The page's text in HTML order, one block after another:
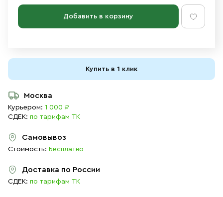
Добавить в корзину
Купить в 1 клик
Москва
Курьером: 1 000 ₽
СДЕК: по тарифам ТК
Самовывоз
Стоимость: Бесплатно
Доставка по России
СДЕК: по тарифам ТК